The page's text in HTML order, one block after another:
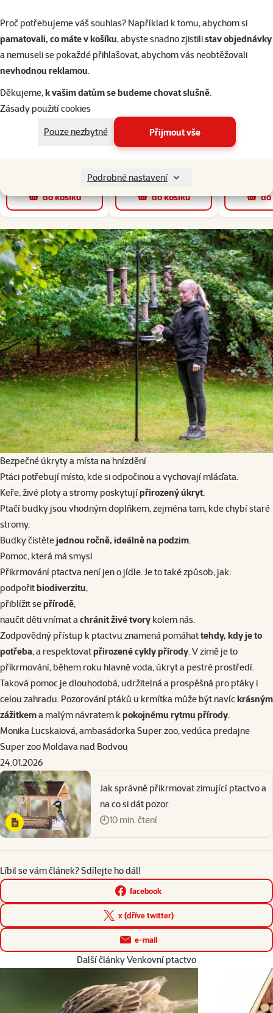
Proč potřebujeme váš souhlas? Například k tomu, abychom si
pamatovali, co máte v košíku, abyste snadno zjistilistav objednávky
a nemuseli se pokaždé přihlašovat, abychom vás neobtěžovali
nevhodnou reklamou.
Děkujeme,k vašim datům se budeme chovat slušně.
Zásady použití cookies
Pouze nezbytné
Přijmout vše
Podrobné nastavení
Venkovní pítko pro
ptáky Plastia Finch
Hodnocení 0%
-50 %
do košíku
Krmítko Robin 2v1 s
eurozávěsem zelené
-50 %
do košíku
Bezpečné úkrytya místa na hnízdění
Ptáci potřebují místo, kde si odpočinou a vychovají mláďata.
Keře, živé ploty a stromy poskytujípřirozený úkryt.
Ptačí budky jsou vhodným doplňkem, zejména tam, kde chybí staré
stromy.
Budky čistětejednou ročně, ideálně na podzim.
Pomoc, která má smysl
Přikrmování ptactva není jen o jídle. Je to také způsob, jak:
podpořitbiodiverzitu,
přiblížit sepřírodě,
naučit děti vnímat achránit živé tvory kolem nás.
Zodpovědný přístup k ptactvu znamená pomáhattehdy, kdy je to
potřeba, a respektovatpřirozené cykly přírody. V zimě je to
přikrmování, během roku hlavně voda, úkryt a pestré prostředí.
Taková pomoc je dlouhodobá, udržitelná a prospěšná pro ptáky i
celou zahradu. Pozorování ptáků u krmítka může být navíckrásným
zážitkema malým návratem kpokojnému rytmu přírody.
Monika Lucskaiová, ambasádorka Super zoo, vedúca predajne
Super zoo Moldava nad Bodvou
24.01.2026
Jak správně přikrmovat zimující ptactvo a
na co si dát pozor
10 min. čtení
Líbil se vám článek? Sdílejte ho dál!
facebook
x (dříve twitter)
e-mail
Další články Venkovní ptactvo